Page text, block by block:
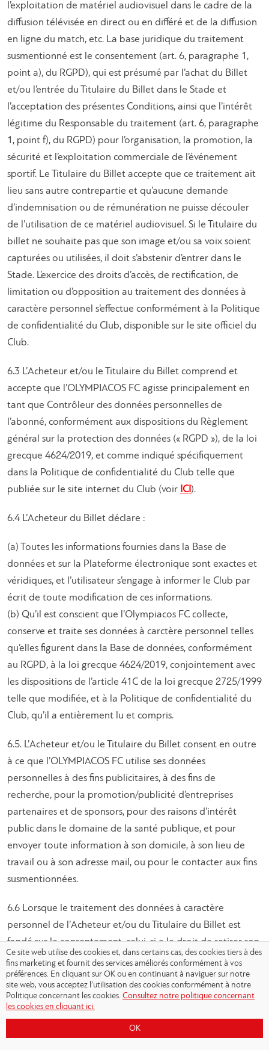
l’exploitation de matériel audiovisuel dans le cadre de la
diffusion télévisée en direct ou en différé et de la diffusion
en ligne du match, etc. La base juridique du traitement
susmentionné est le consentement (art. 6, paragraphe 1,
point a), du RGPD), qui est présumé par l’achat du Billet
et/ou l’entrée du Titulaire du Billet dans le Stade et
l’acceptation des présentes Conditions, ainsi que l’intérêt
légitime du Responsable du traitement (art. 6, paragraphe
1, point f), du RGPD) pour l’organisation, la promotion, la
sécurité et l’exploitation commerciale de l’événement
sportif. Le Titulaire du Billet accepte que ce traitement ait
lieu sans autre contrepartie et qu’aucune demande
d’indemnisation ou de rémunération ne puisse découler
de l’utilisation de ce matériel audiovisuel. Si le Titulaire du
billet ne souhaite pas que son image et/ou sa voix soient
capturées ou utilisées, il doit s’abstenir d’entrer dans le
Stade. L’exercice des droits d’accès, de rectification, de
limitation ou d’opposition au traitement des données à
caractère personnel s’effectue conformément à la Politique
de confidentialité du Club, disponible sur le site officiel du
Club.
6.3 L’Acheteur et/ou le Titulaire du Billet comprend et
accepte que l’OLYMPIACOS FC agisse principalement en
tant que Contrôleur des données personnelles de
l’abonné, conformément aux dispositions du Règlement
général sur la protection des données (« RGPD »), de la loi
grecque 4624/2019, et comme indiqué spécifiquement
dans la Politique de confidentialité du Club telle que
publiée sur le site internet du Club (voir ICI ).
6.4 L’Acheteur du Billet déclare :
(a) Toutes les informations fournies dans la Base de
données et sur la Plateforme électronique sont exactes et
véridiques, et l’utilisateur s’engage à informer le Club par
écrit de toute modification de ces informations.
(b) Qu’il est conscient que l’Olympiacos FC collecte,
conserve et traite ses données à carctère personnel telles
qu’elles figurent dans la Base de données, conformément
au RGPD, à la loi grecque 4624/2019, conjointement avec
les dispositions de l’article 41C de la loi grecque 2725/1999
telle que modifiée, et à la Politique de confidentialité du
Club, qu’il a entièrement lu et compris.
6.5. L’Acheteur et/ou le Titulaire du Billet consent en outre
à ce que l’OLYMPIACOS FC utilise ses données
personnelles à des fins publicitaires, à des fins de
recherche, pour la promotion/publicité d’entreprises
partenaires et de sponsors, pour des raisons d’intérêt
public dans le domaine de la santé publique, et pour
envoyer toute information à son domicile, à son lieu de
travail ou à son adresse mail, ou pour le contacter aux fins
susmentionnées.
6.6 Lorsque le traitement des données à caractère
personnel de l’Acheteur et/ou du Titulaire du Billet est
fondé sur le consentement, celui-ci a le droit de retirer son
consentement à tout moment en contactant :
dpo@olympiacos.org. À partir de ce moment,
l’Olympiacos FC cessera l’activité spécifique pour laquelle
le consentement avait été donné précédemment, sans que
le retrait n’affecte la légalité du traitement fondé sur le
Ce site web utilise des cookies et, dans certains cas, des cookies tiers à des
fins marketing et fournit des services améliorés conformément à vos
préférences. En cliquant sur OK ou en continuant à naviguer sur notre
site web, vous acceptez l’utilisation des cookies conformément à notre
Politique concernant les cookies. Consultez notre politique concernant
les cookies en cliquant ici.
OK